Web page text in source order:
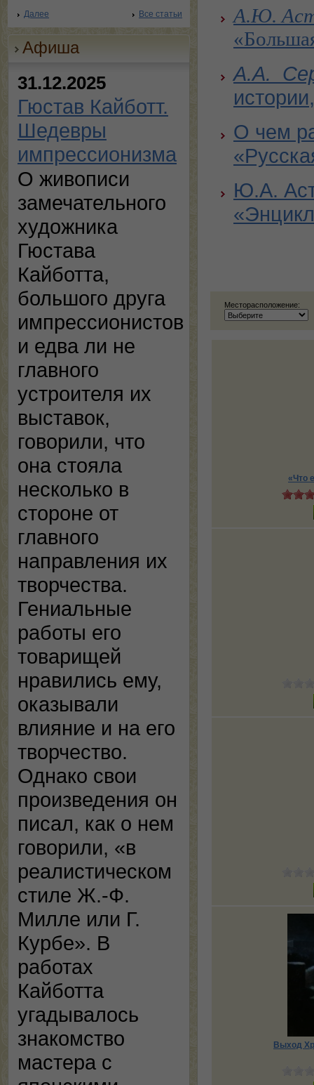
Далее Все статьи
Афиша
31.12.2025
Гюстав Кайботт.
Шедевры
импрессионизма
О живописи
замечательного
художника
Гюстава
Кайботта,
большого друга
импрессионистов
и едва ли не
главного
устроителя их
выставок,
говорили, что
она стояла
несколько в
стороне от
главного
направления их
творчества.
Гениальные
работы его
товарищей
нравились ему,
оказывали
влияние и на его
творчество.
Однако свои
произведения он
писал, как о нем
говорили, «в
реалистическом
стиле Ж.-Ф.
Милле или Г.
Курбе». В
работах
Кайботта
угадывалось
знакомство
мастера с
А.Ю.
А.А.
О чем
Ю.А.
Месторасположение:
«Что
Выход